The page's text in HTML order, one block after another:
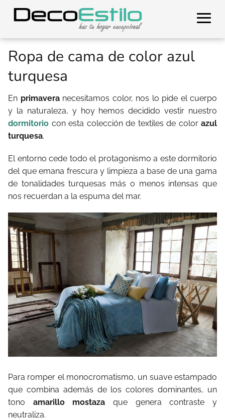
Ropa de cama de color azul
turquesa
En primaveranecesitamos color, nos lo pide el cuerpo
y la naturaleza, y hoy hemos decidido vestir nuestro
dormitorio con esta colección de textiles de color azul
turquesa.
El entorno cede todo el protagonismo a este dormitorio
del que emana frescura y limpieza a base de una gama
de tonalidades turquesas más o menos intensas que
nos recuerdan a la espuma del mar.
Para romper el monocromatismo, un suave estampado
que combina además de los colores dominantes, un
tono amarillo mostaza que genera contraste y
neutraliza.